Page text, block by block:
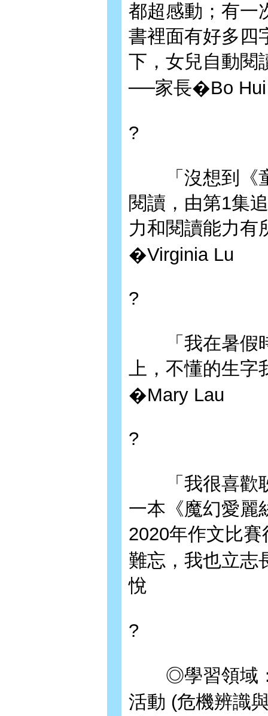
都超感動；有一
書裡面有好多四
下，女兒自動閱
──家長�Bo Hui
?
「沒想到《童
閱讀，由第1集
力和閱讀能力有
�Virginia Lu
?
「我在暑假時
上，不懂的生字
�Mary Lau
?
「我很喜歡耿
一本《魔幻愛麗
2020年作文比
難忘，我也立
悅
?
◎學習領域：
活動 (危機辨識